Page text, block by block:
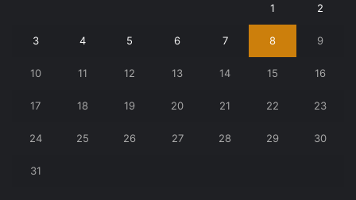
1 2
3 4 5 6 7 8 9
10 11 12 13 14 15 16
17 18 19 20 21 22 23
24 25 26 27 28 29 30
31